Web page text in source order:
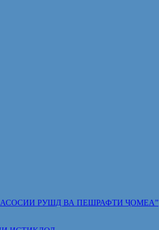
АСОСИИ РУШД ВА ПЕШРАФТИ ҶОМЕА”